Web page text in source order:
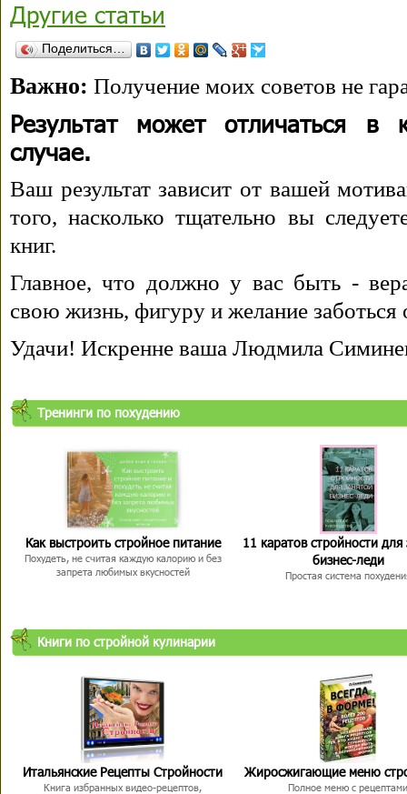
Другие статьи
Поделиться…
Важно: Получение моих советов не
Результат может отличаться в
случае.
Ваш результат зависит от вашей
того, насколько тщательно вы
книг.
Главное, что должно у вас быть -
свою жизнь, фигуру и желание заботься
Удачи! Искренне ваша Людмила
Тренинги по похудению
Как выстроить стройное питание
Похудеть, не считая каждую калорию и без
запрета любимых вкусностей
11 каратов стройности для
бизнес-леди
Простая система
Книги по стройной кулинарии
Итальянские Рецепты Стройности
Книга избранных видео-рецептов,
Жиросжигающие меню
Полное меню с рецептами